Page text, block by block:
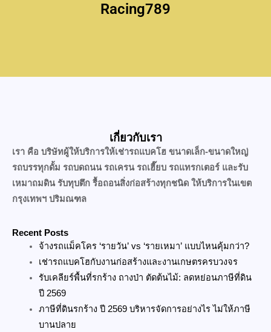
Racing789
เกี่ยวกับเรา
เรา คือ บริษัทผู้ให้บริการให้เช่ารถแบคโฮ ขนาดเล็ก-ขนาดใหญ่
รถบรรทุกดั้ม รถบดถนน รถเครน รถเฮี๊ยบ รถแทรกเตอร์ และรับ
เหมาถมดิน รับทุบตึก รื้อถอนสิ่งก่อสร้างทุกชนิด ให้บริการในเขต
กรุงเทพฯ ปริมณฑล
Recent Posts
จ้างรถแม็คโคร ‘รายวัน’ vs ‘รายเหมา’ แบบไหนคุ้มกว่า?
เช่ารถแบคโฮกับงานก่อสร้างและงานเกษตรครบวงจร
รับเคลียร์พื้นที่รกร้าง ถางป่า ตัดต้นไม้: ลดหย่อนภาษีที่ดิน
ปี 2569
ภาษีที่ดินรกร้าง ปี 2569 บริหารจัดการอย่างไร ไม่ให้ภาษี
บานปลาย